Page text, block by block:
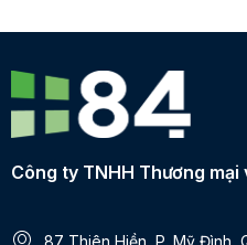
Công ty TNHH Thương
87 Thiên Hiền, P. Mỹ Đình,